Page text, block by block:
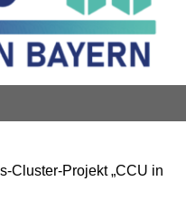
Cluster-Projekt „CCU in